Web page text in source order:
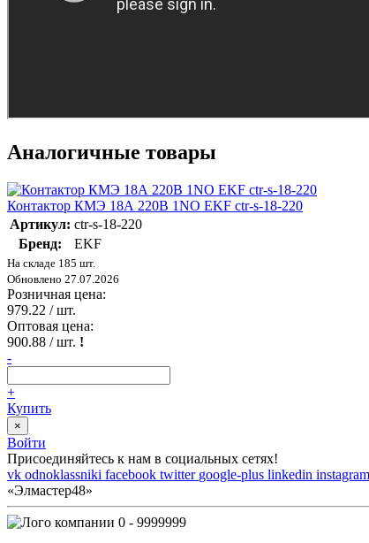
Аналогичные товары
Контактор КМЭ 18А 220В 1NO EKF ctr-s-18-220
Артикул: ctr-s-18-220
Бренд:
EKF
На складе 185 шт.
Обновлено 27.07.2026
Розничная цена:
979.22 / шт.
Оптовая цена:
900.88 / шт. !
-
+
Купить
×
Войти
Присоединяйтесь к нам в социальных сетях!
vk odnoklassniki facebook twitter google-plus linkedin instagram
«Элмастер48»
0 - 9999999